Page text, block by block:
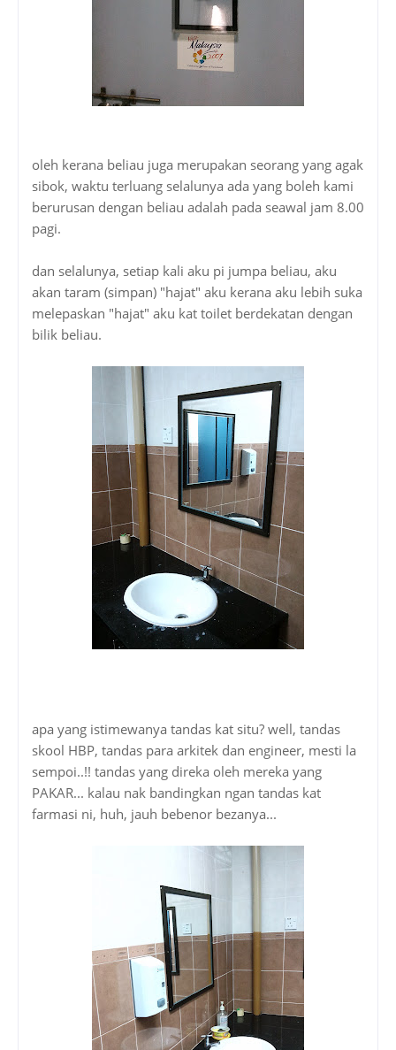
oleh kerana beliau juga merupakan seorang yang agak
sibok, waktu terluang selalunya ada yang boleh kami
berurusan dengan beliau adalah pada seawal jam 8.00
pagi.
dan selalunya, setiap kali aku pi jumpa beliau, aku
akan taram (simpan) "hajat" aku kerana aku lebih suka
melepaskan "hajat" aku kat toilet berdekatan dengan
bilik beliau.
apa yang istimewanya tandas kat situ? well, tandas
skool HBP, tandas para arkitek dan engineer, mesti la
sempoi..!! tandas yang direka oleh mereka yang
PAKAR... kalau nak bandingkan ngan tandas kat
farmasi ni, huh, jauh bebenor bezanya...